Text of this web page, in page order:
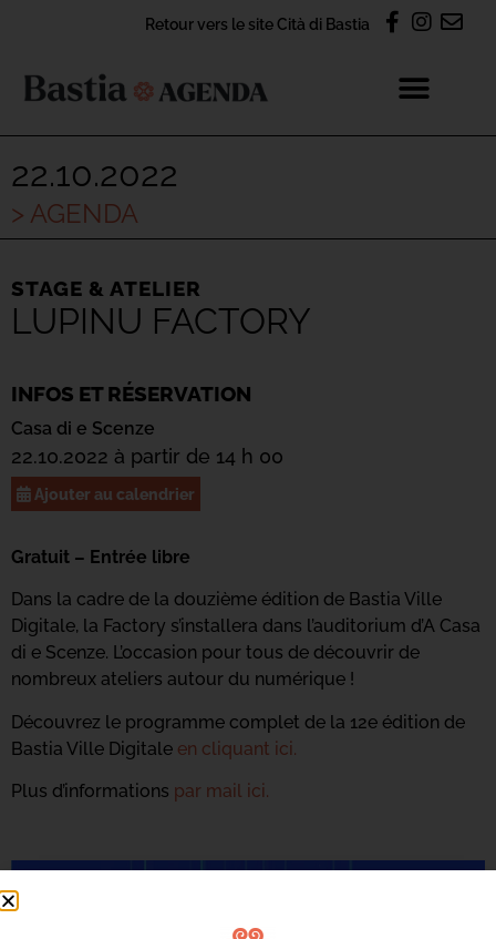
Retour vers le site Cità di Bastia
22.10.2022
> AGENDA
STAGE & ATELIER
LUPINU FACTORY
INFOS ET RÉSERVATION
Casa di e Scenze
22.10.2022 à partir de 14 h 00
Ajouter au calendrier
Gratuit – Entrée libre
Dans la cadre de la douzième édition de Bastia Ville
Digitale, la Factory s’installera dans l’auditorium d’A Casa
di e Scenze. L’occasion pour tous de découvrir de
nombreux ateliers autour du numérique !
Découvrez le programme complet de la 12e édition de
Bastia Ville Digitale en cliquant ici.
Plus d’informations par mail ici.